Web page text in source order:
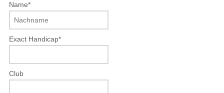
Name*
Exact Handicap*
Club